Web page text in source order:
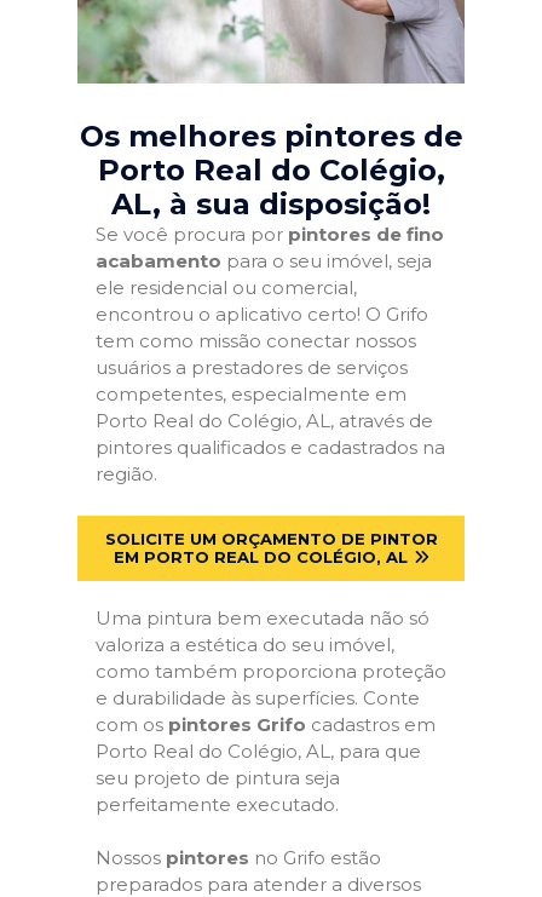
Os melhores pintores de
Porto Real do Colégio,
AL, à sua disposição!
Se você procura por pintores de fino
acabamento para o seu imóvel, seja
ele residencial ou comercial,
encontrou o aplicativo certo! O Grifo
tem como missão conectar nossos
usuários a prestadores de serviços
competentes, especialmente em
Porto Real do Colégio, AL, através de
pintores qualificados e cadastrados na
região.
SOLICITE UM ORÇAMENTO DE PINTOR
EM PORTO REAL DO COLÉGIO, AL
Uma pintura bem executada não só
valoriza a estética do seu imóvel,
como também proporciona proteção
e durabilidade às superfícies. Conte
com os pintores Grifo cadastros em
Porto Real do Colégio, AL, para que
seu projeto de pintura seja
perfeitamente executado.
Nossos pintores no Grifo estão
preparados para atender a diversos